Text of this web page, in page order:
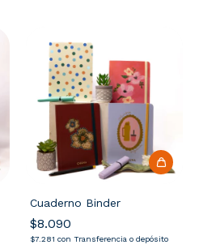
Cuaderno Binder
$8.090
$7.281 con Transferencia o depósito